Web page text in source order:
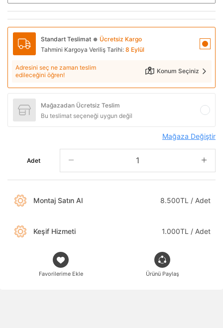
Standart Teslimat ● Ücretsiz Kargo
Tahmini Kargoya Veriliş Tarihi: 8 Eylül
Adresini seç ne zaman teslim
edileceğini öğren!
Konum Seçiniz
Mağazadan Ücretsiz Teslim
Bu teslimat seçeneği uygun değil
Mağaza Değiştir
Adet
Montaj Satın Al 8.500TL / Adet
Keşif Hizmeti 1.000TL / Adet
Favorilerime Ekle Ürünü Paylaş